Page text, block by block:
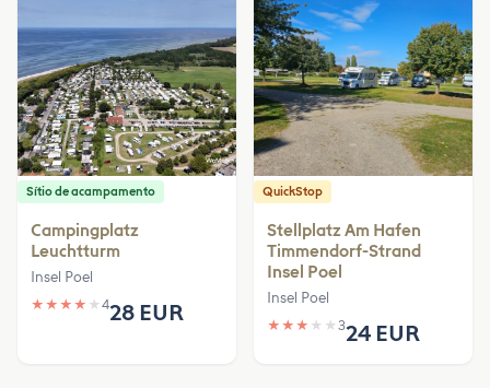
Sítio de acampamento
Campingplatz
Leuchtturm
Insel Poel
★ ★ ★ ★ ★ 428 EUR
QuickStop
Stellplatz Am Hafen
Timmendorf-Strand
Insel Poel
Insel Poel
★ ★ ★ ★ ★ 324 EUR